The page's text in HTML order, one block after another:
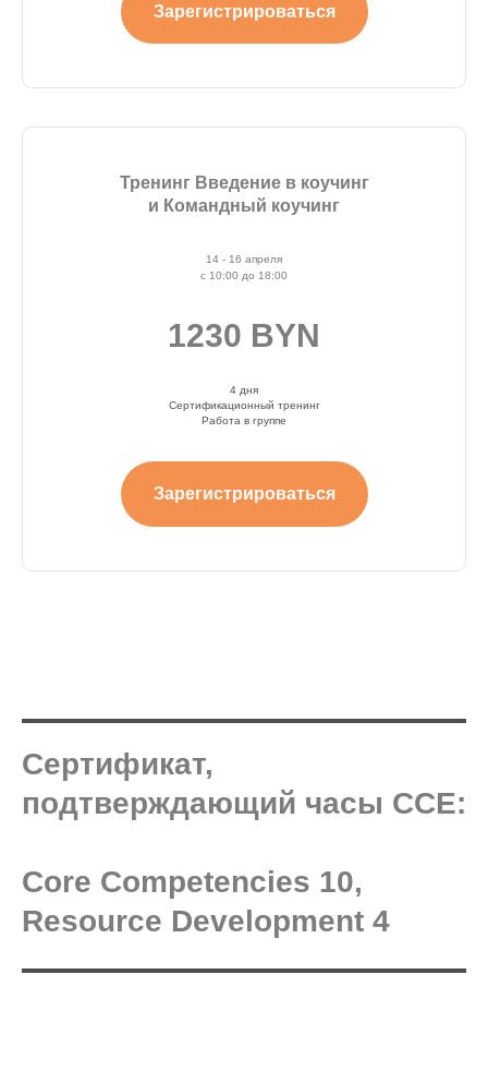
Зарегистрироваться
Тренинг Введение в коучинг
и Командный коучинг
14 - 16 апреля
с 10:00 до 18:00
1230 BYN
4 дня
Сертификационный тренинг
Работа в группе
Зарегистрироваться
Сертификат,
подтверждающий часы ССЕ:
Core Competencies 10,
Resource Development 4